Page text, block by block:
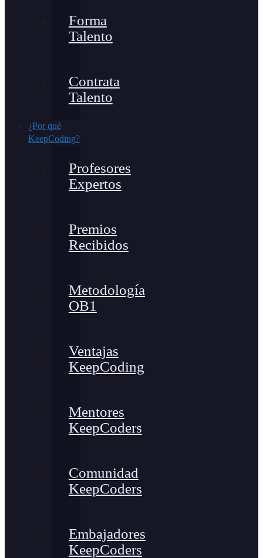
Forma
Talento
Contrata
Talento
¿Por qué
KeepCoding?
Profesores
Expertos
Premios
Recibidos
Metodología
OB1
Ventajas
KeepCoding
Mentores
KeepCoders
Comunidad
KeepCoders
Embajadores
KeepCoders